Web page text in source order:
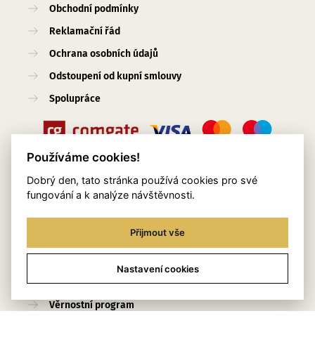
Obchodní podmínky
Reklamační řád
Ochrana osobních údajů
Odstoupení od kupní smlouvy
Spolupráce
Užitečné odkazy
O nás
Kontakty
Věrnostní program
Používáme cookies!
Dobrý den, tato stránka používá cookies pro své
fungování a k analýze návštěvnosti.
Přijmout vše
Nastavení cookies